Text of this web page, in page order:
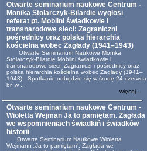
Otwarte seminarium naukowe Centrum -
Monika Stolarczyk-Bilardie wygłosi
referat pt. Mobilni świadkowie i
transnarodowe sieci: Zagraniczni
pośrednicy oraz polska hierarchia
kościelna wobec Zagłady (1941–1943)
Otwarte Seminarium Naukowe Monika
Stolarczyk-Bilardie Mobilni świadkowie i
transnarodowe sieci: Zagraniczni pośrednicy oraz
polska hierarchia kościelna wobec Zagłady (1941–
1943) Spotkanie odbędzie się w środę 24 czerwca
br. w ...
więcej...
Otwarte seminarium naukowe Centrum -
Wioletta Wejman Ja to pamiętam. Zagłada
we wspomnieniach świadkiń i świadków
historii
Otwarte Seminarium Naukowe Wioletta
Wejmann „Ja to pamiętam”. Zagłada we